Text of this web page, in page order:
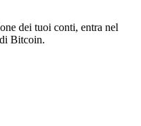
dei tuoi conti, entra nel
Bitcoin.